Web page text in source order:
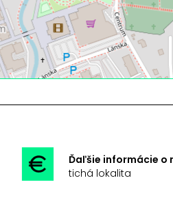
Ďaľšie informácie o
tichá lokalita